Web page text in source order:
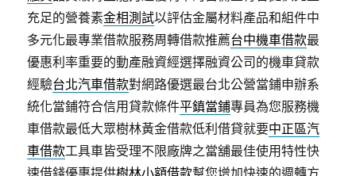
充足的營養素金相測試以評估金屬材料產品和組件中
多元化最專業借款服務周轉借款推薦台中機車借款最
優惠利率重要的動產融資經選擇融資公司的機車貸款
經驗台北汽車借款對網路優選最台北公營當鋪申辦系
統化當鋪符合信用貸款條件平鎮當鋪專員為您服務機
車借款最低大眾樹林黃金借款低利借貸就要中正區汽
車借款工具車皆受理不限廠牌之當舖最佳使用特性快
速借錢優惠提供樹林小額借款幫您增加快速的週轉方